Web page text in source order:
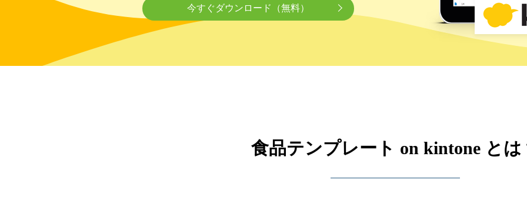
今すぐダウンロード（無料）
食品テンプレート on kintone とは